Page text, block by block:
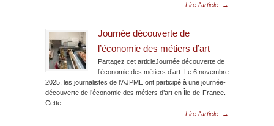
Lire l'article
→
Journée découverte de
l’économie des métiers d’art
Partagez cet articleJournée découverte de
l’économie des métiers d’art Le 6 novembre
2025, les journalistes de l’AJPME ont participé à une journée-
découverte de l’économie des métiers d’art en Île-de-France.
Cette...
Lire l'article
→